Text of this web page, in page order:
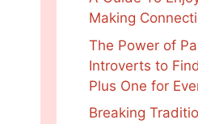
Making
The Power of
Introverts to
Plus One for
Breaking